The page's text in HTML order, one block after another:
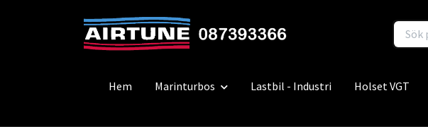
Hem Marinturbos Lastbil - Industri Holset VGT